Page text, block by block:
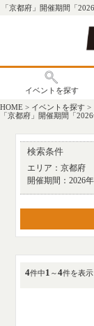
「京都府」開催期間「
HOME > イベントを探す >
「京都府」開催期間「
検索条件
エリア：京都府
開催期間：2026
4件中1 ～4件を表示